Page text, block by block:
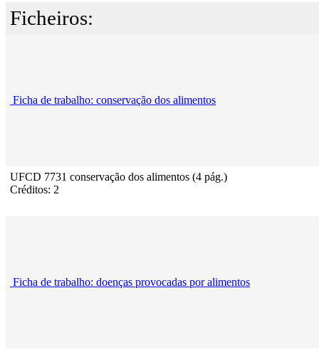
Ficheiros:
Ficha de trabalho: conservação dos alimentos
UFCD 7731 conservação dos alimentos (4 pág.)
Créditos: 2
Ficha de trabalho: doenças provocadas por alimentos